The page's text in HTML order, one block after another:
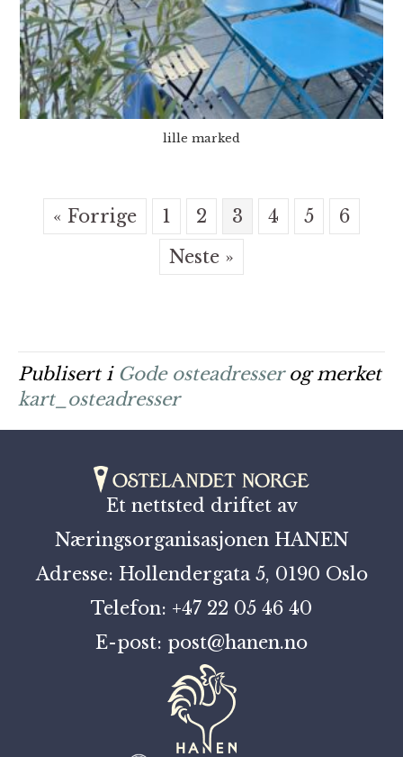
lille marked
« Forrige 1 2 3 4 5
6
Neste »
Publisert i Gode osteadresserog merket
kart_osteadresser
Et nettsted driftet av
Næringsorganisasjonen HANEN
Adresse: Hollendergata 5, 0190 Oslo
Telefon: +47 22 05 46 40
E-post: post@hanen.no